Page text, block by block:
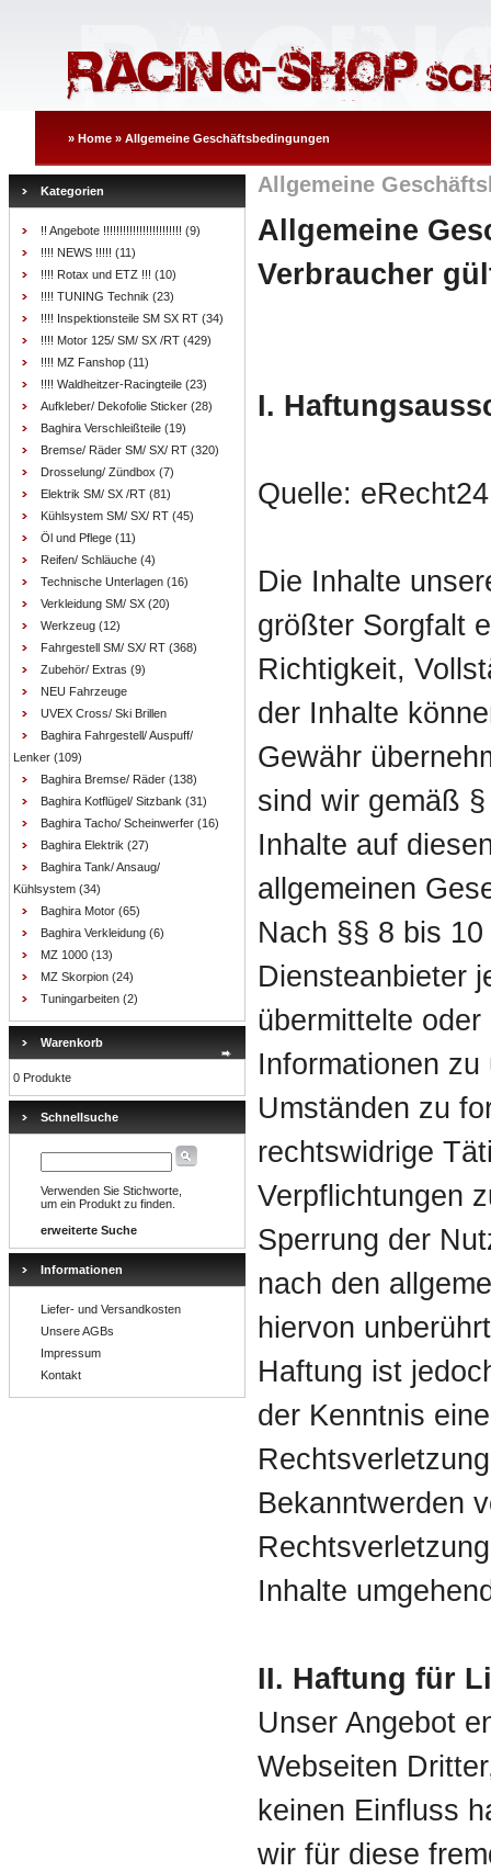
» Home » Allgemeine Geschäftsbedingungen
Kategorien
!! Angebote !!!!!!!!!!!!!!!!!!!!!!!! (9)
!!!! NEWS !!!!! (11)
!!!! Rotax und ETZ !!! (10)
!!!! TUNING Technik (23)
!!!! Inspektionsteile SM SX RT (34)
!!!! Motor 125/ SM/ SX /RT (429)
!!!! MZ Fanshop (11)
!!!! Waldheitzer-Racingteile (23)
Aufkleber/ Dekofolie Sticker (28)
Baghira Verschleißteile (19)
Bremse/ Räder SM/ SX/ RT (320)
Drosselung/ Zündbox (7)
Elektrik SM/ SX /RT (81)
Kühlsystem SM/ SX/ RT (45)
Öl und Pflege (11)
Reifen/ Schläuche (4)
Technische Unterlagen (16)
Verkleidung SM/ SX (20)
Werkzeug (12)
Fahrgestell SM/ SX/ RT (368)
Zubehör/ Extras (9)
NEU Fahrzeuge
UVEX Cross/ Ski Brillen
Baghira Fahrgestell/ Auspuff/
Lenker (109)
Baghira Bremse/ Räder (138)
Baghira Kotflügel/ Sitzbank (31)
Baghira Tacho/ Scheinwerfer (16)
Baghira Elektrik (27)
Baghira Tank/ Ansaug/
Kühlsystem (34)
Baghira Motor (65)
Baghira Verkleidung (6)
MZ 1000 (13)
MZ Skorpion (24)
Tuningarbeiten (2)
Warenkorb
0 Produkte
Schnellsuche
Verwenden Sie Stichworte,
um ein Produkt zu finden.
erweiterte Suche
Informationen
Liefer- und Versandkosten
Unsere AGBs
Impressum
Kontakt
Allgemeine
Allgemeine
Verbraucher
I.
Quelle:
Die Inhalte
größter Sorgfalt
Richtigkeit,
der Inhalte
Gewähr
sind wir gemäß
Inhalte auf
allgemeinen
Nach §§ 8 bis
Diensteanbieter
übermittelte
Informationen
Umständen zu
rechtswidrige
Verpflichtungen
Sperrung der
nach den
hiervon
Haftung ist
der Kenntnis
Bekanntwerden
Inhalte
II. Haftung für
Unser Angebot
Webseiten
keinen Einfluss
wir für diese